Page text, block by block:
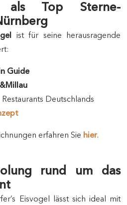
als Top Sterne-
ist für seine herausragende
Guide
Deutschlands
erfahren Sie hier.
rund um das
Eisvogel lässt sich ideal mit